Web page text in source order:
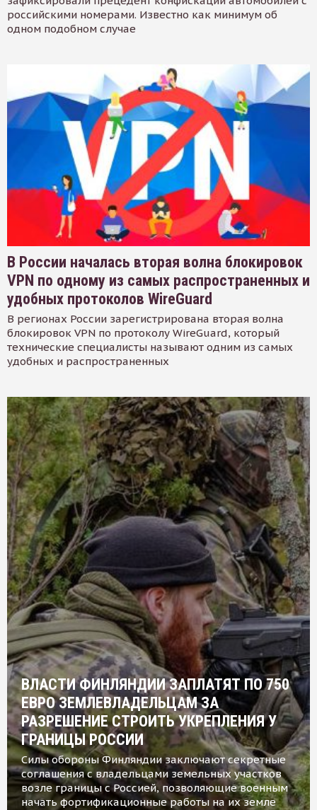
российскими номерами. Известно как минимум об
одном подобном случае
В России началась вторая волна блокировок
VPN по одному из самых распространенных и
удобных протоколов WireGuard
В регионах России зарегистрирована вторая волна
блокировок VPN по протоколу WireGuard, который
технические специалисты называют одним из самых
удобных и распространенных
ВЛАСТИ ФИНЛЯНДИИ ЗАПЛАТЯТ ПО 750
ЕВРО ЗЕМЛЕВЛАДЕЛЬЦАМ ЗА
РАЗРЕШЕНИЕ СТРОИТЬ УКРЕПЛЕНИЯ У
ГРАНИЦЫ РОССИИ
Силы обороны Финляндии заключают секретные
соглашения с владельцами земельных участков
возле границы с Россией, позволяющие военным
начать фортификационные работы на их земле